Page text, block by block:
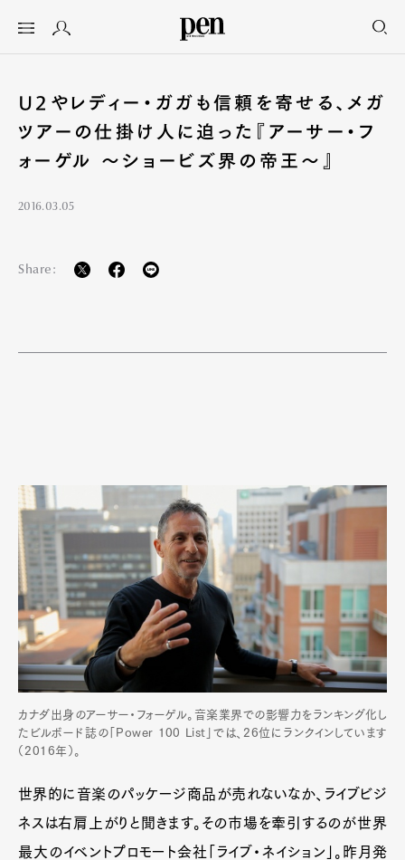
U2やレディー・ガガも信頼を寄せる、メガ
ツアーの仕掛け人に迫った『アーサー・フ
ォーゲル ～ショービズ界の帝王～』
2016.03.05
Share:
カナダ出身のアーサー・フォーゲル。音楽業界での影響力をランキング化し
たビルボード誌の「Power 100 List」では、26位にランクインしています
（2016年）。
世界的に音楽のパッケージ商品が売れないなか、ライブビジ
ネスは右肩上がりと聞きます。その市場を牽引するのが世界
最大のイベントプロモート会社「ライブ・ネイション」。昨月発